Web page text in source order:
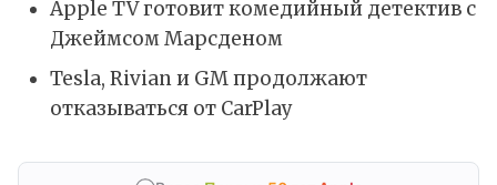
Apple TV готовит комедийный детектив с
Джеймсом Марсденом
Tesla, Rivian и GM продолжают
отказываться от CarPlay